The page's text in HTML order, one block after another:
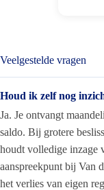
Veelgestelde vragen
Houd ik zelf nog
Ja. Je ontvangt
saldo. Bij grotere
houdt volledige inzage
aanspreekpunt bij Van
het verlies van eigen